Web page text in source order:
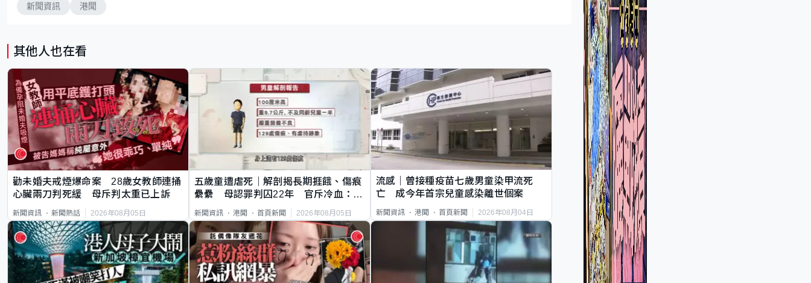
新聞資訊 港聞
其他人也在看
勸未婚夫戒煙爆命案 28歲女教師連捅
心臟兩刀判死緩 母斥判太重已上訴
新聞資訊 新聞熱話 2026年08月05日
五歲童遭虐死｜解剖揭長期捱餓、傷痕
纍纍 母認罪判囚22年 官斥冷血：同
類案最惡劣
新聞資訊 港聞 首頁新聞 2026年08月05日
流感｜曾接種疫苗七歲男童染甲流死
亡 成今年首宗兒童感染離世個案
新聞資訊 港聞 首頁新聞 2026年08月04日